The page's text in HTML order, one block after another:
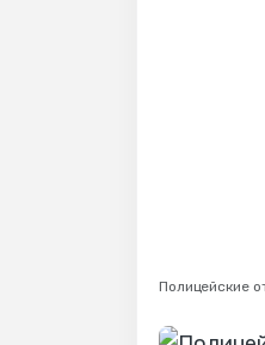
Полицейские